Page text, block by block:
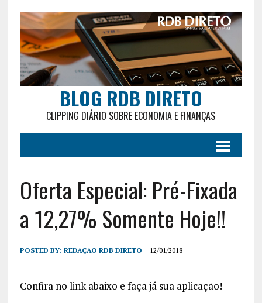
BLOG RDB DIRETO
CLIPPING DIÁRIO SOBRE ECONOMIA E FINANÇAS
Oferta Especial: Pré-Fixada
a 12,27% Somente Hoje!!
POSTED BY: REDAÇÃO RDB DIRETO 12/01/2018
Confira no link abaixo e faça já sua aplicação!